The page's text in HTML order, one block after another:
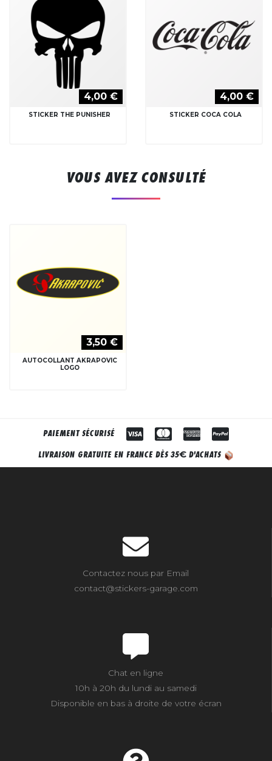
4,00 €
STICKER THE PUNISHER
4,00 €
STICKER COCA COLA
VOUS AVEZ CONSULTÉ
3,50 €
AUTOCOLLANT AKRAPOVIC
LOGO
PAIEMENT SÉCURISÉ
LIVRAISON GRATUITE EN FRANCE DÈS 35€ D'ACHATS
Contactez nous par Email
contact@stickers-garage.com
Chat en ligne
10h à 20h du lundi au samedi
Disponible en bas à droite de votre écran